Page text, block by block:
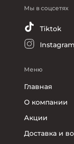
Мы в соцсетях
Tiktok
Instagram
Меню
Главная
О компании
Акции
Доставка и